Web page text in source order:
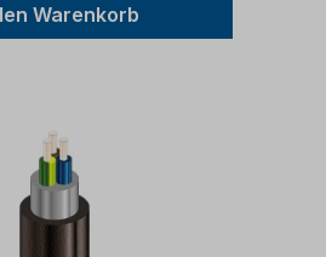
fest verlegt: +70 °c -
in bewegung: -5
Warenkorb